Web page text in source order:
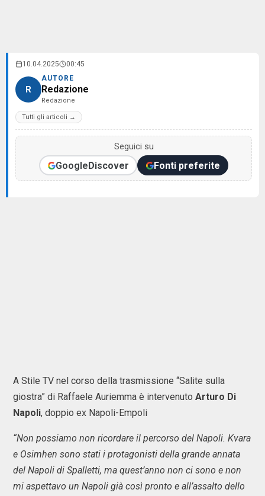
10.04.2025 00:45
R
AUTORE
Redazione
Redazione
Tutti gli articoli →
Seguici su
GoogleDiscover Fonti preferite
A Stile TV nel corso della trasmissione “Salite sulla
giostra” di Raffaele Auriemma è intervenuto Arturo Di
Napoli, doppio ex Napoli-Empoli
“Non possiamo non ricordare il percorso del Napoli. Kvara
e Osimhen sono stati i protagonisti della grande annata
del Napoli di Spalletti, ma quest’anno non ci sono e non
mi aspettavo un Napoli già così pronto e all’assalto dello